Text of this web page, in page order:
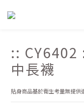
:: CY6402
中長襪
貼身商品基於衛生考量無提供